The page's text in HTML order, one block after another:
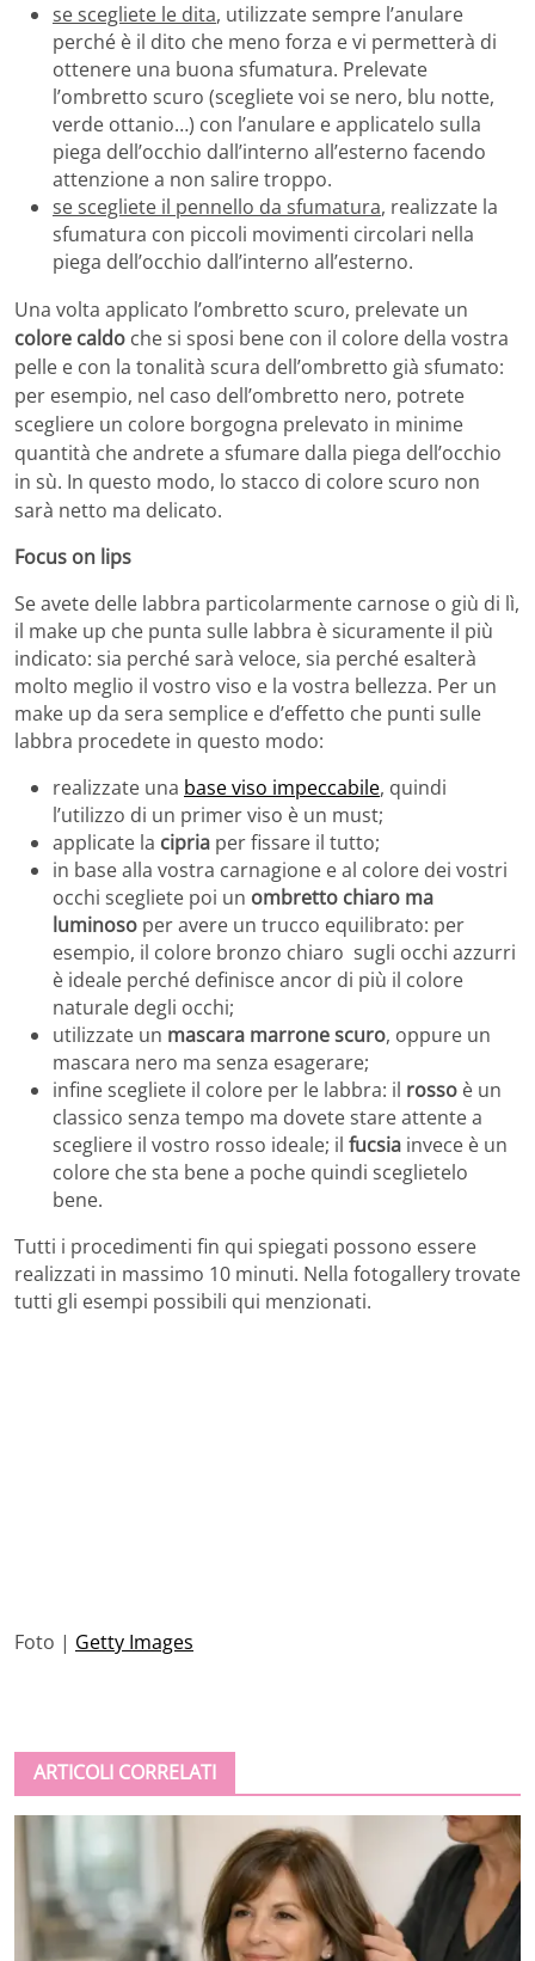
se scegliete le dita, utilizzate sempre l’anulare
perché è il dito che meno forza e vi permetterà di
ottenere una buona sfumatura. Prelevate
l’ombretto scuro (scegliete voi se nero, blu notte,
verde ottanio…) con l’anulare e applicatelo sulla
piega dell’occhio dall’interno all’esterno facendo
attenzione a non salire troppo.
se scegliete il pennello da sfumatura, realizzate la
sfumatura con piccoli movimenti circolari nella
piega dell’occhio dall’interno all’esterno.
Una volta applicato l’ombretto scuro, prelevate un
colore caldo che si sposi bene con il colore della vostra
pelle e con la tonalità scura dell’ombretto già sfumato:
per esempio, nel caso dell’ombretto nero, potrete
scegliere un colore borgogna prelevato in minime
quantità che andrete a sfumare dalla piega dell’occhio
in sù. In questo modo, lo stacco di colore scuro non
sarà netto ma delicato.
Focus on lips
Se avete delle labbra particolarmente carnose o giù di lì,
il make up che punta sulle labbra è sicuramente il più
indicato: sia perché sarà veloce, sia perché esalterà
molto meglio il vostro viso e la vostra bellezza. Per un
make up da sera semplice e d’effetto che punti sulle
labbra procedete in questo modo:
realizzate una base viso impeccabile, quindi
l’utilizzo di un primer viso è un must;
applicate la cipria per fissare il tutto;
in base alla vostra carnagione e al colore dei vostri
occhi scegliete poi un ombretto chiaro ma
luminoso per avere un trucco equilibrato: per
esempio, il colore bronzo chiaro sugli occhi azzurri
è ideale perché definisce ancor di più il colore
naturale degli occhi;
utilizzate un mascara marrone scuro, oppure un
mascara nero ma senza esagerare;
infine scegliete il colore per le labbra: il rosso è un
classico senza tempo ma dovete stare attente a
scegliere il vostro rosso ideale; il fucsia invece è un
colore che sta bene a poche quindi sceglietelo
bene.
Tutti i procedimenti fin qui spiegati possono essere
realizzati in massimo 10 minuti. Nella fotogallery trovate
tutti gli esempi possibili qui menzionati.
Foto | Getty Images
ARTICOLI CORRELATI